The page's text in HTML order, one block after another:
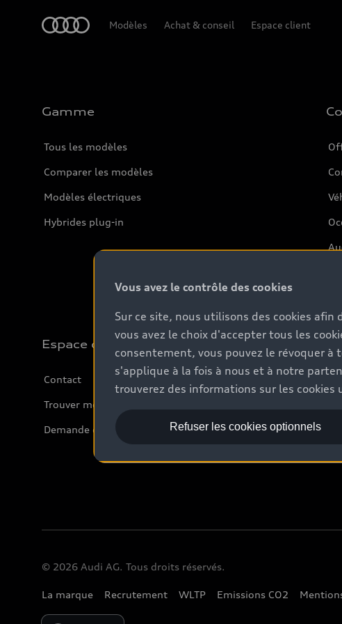
Modèles Achat & conseil Espace client
Gamme
Tous les modèles
Comparer les modèles
Modèles électriques
Hybrides plug-in
Espace client
Contact
Trouver mon partenaire Audi
Demande d'essai
© 2026 Audi AG. Tous droits réservés.
La marque Recrutement WLTP Emissions CO2
Please select country
Vous avez le contrôle des cookies
Sur ce site, nous utilisons des cookies
vous avez le choix d'accepter tous les
consentement, vous pouvez le révoquer
s'applique à la fois à nous et à notre
trouverez des informations sur les
Refuser les cookies optionnels